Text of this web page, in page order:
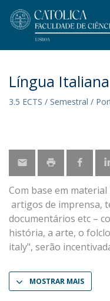
Língua
3.5 ECTS / Semestral /
Com base em
artigos de imprensa,
documentários etc –
história, a arte, o
italy", serão
MOSTRAR MAIS